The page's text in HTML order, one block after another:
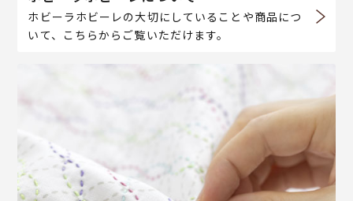
ホビーラホビーレの大切にしていることや商品につ
いて、こちらからご覧いただけます。